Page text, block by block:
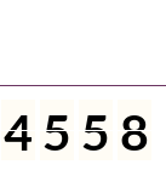
4 5 5 8